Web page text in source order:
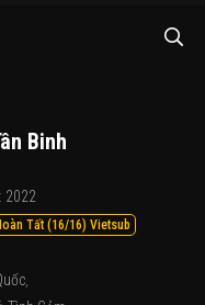
Binh
2022
Tất (16/16) Vietsub